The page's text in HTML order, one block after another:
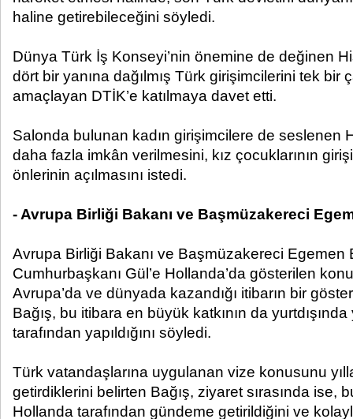
haline getirebileceğini söyledi.
Dünya Türk İş Konseyi’nin önemine de değinen
dört bir yanına dağılmış Türk girişimcilerini tek bir
amaçlayan DTİK’e katılmaya davet etti.
Salonda bulunan kadın girişimcilere de seslenen
daha fazla imkân verilmesini, kız çocuklarının
önlerinin açılmasını istedi.
- Avrupa Birliği Bakanı ve Başmüzakereci
Avrupa Birliği Bakanı ve Başmüzakereci Egemen
Cumhurbaşkanı Gül’e Hollanda’da gösterilen
Avrupa’da ve dünyada kazandığı itibarın bir
Bağış, bu itibara en büyük katkının da
tarafından yapıldığını söyledi.
Türk vatandaşlarına uygulanan vize konusunu
getirdiklerini belirten Bağış, ziyaret sırasında ise,
Hollanda tarafından gündeme getirildiğini ve